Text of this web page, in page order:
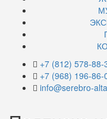
+7 (812) 578-88-
+7 (968) 196-86-
info@serebro-